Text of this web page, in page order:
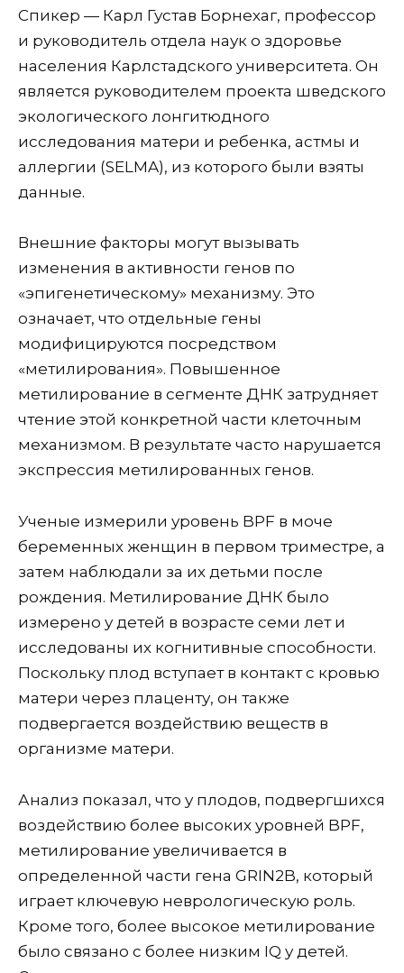
Спикер — Карл Густав Борнехаг, профессор
и руководитель отдела наук о здоровье
населения Карлстадского университета. Он
является руководителем проекта шведского
экологического лонгитюдного
исследования матери и ребенка, астмы и
аллергии (SELMA), из которого были взяты
данные.
Внешние факторы могут вызывать
изменения в активности генов по
«эпигенетическому» механизму. Это
означает, что отдельные гены
модифицируются посредством
«метилирования». Повышенное
метилирование в сегменте ДНК затрудняет
чтение этой конкретной части клеточным
механизмом. В результате часто нарушается
экспрессия метилированных генов.
Ученые измерили уровень BPF в моче
беременных женщин в первом триместре, а
затем наблюдали за их детьми после
рождения. Метилирование ДНК было
измерено у детей в возрасте семи лет и
исследованы их когнитивные способности.
Поскольку плод вступает в контакт с кровью
матери через плаценту, он также
подвергается воздействию веществ в
организме матери.
Анализ показал, что у плодов, подвергшихся
воздействию более высоких уровней BPF,
метилирование увеличивается в
определенной части гена GRIN2B, который
играет ключевую неврологическую роль.
Кроме того, более высокое метилирование
было связано с более низким IQ у детей.